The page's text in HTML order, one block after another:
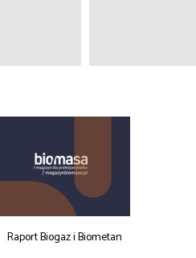
Raport Biogaz i Biometan